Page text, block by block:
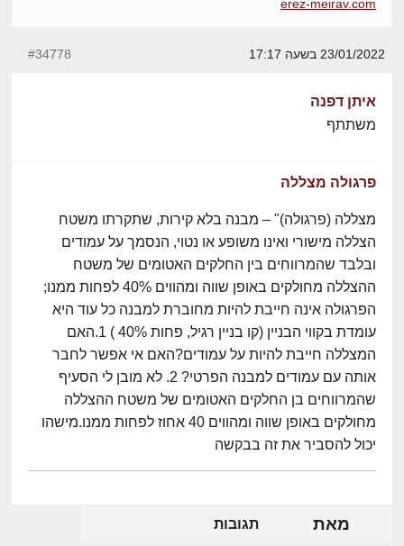
erez-meirav.com
23/01/2022 בשעה 17:17 #34778
איתן דפנה
משתתף
פרגולה מצללה
מצללה (פרגולה)" – מבנה בלא קירות, שתקרתו משטח
הצללה מישורי ואינו משופע או נטוי, הנסמך על עמודים
ובלבד שהמרווחים בין החלקים האטומים של משטח
ההצללה מחולקים באופן שווה ומהווים 40% לפחות ממנו;
הפרגולה אינה חייבת להיות מחוברת למבנה כל עוד היא
עומדת בקווי הבניין (קו בניין רגיל, פחות 40% ) 1.האם
המצללה חייבת להיות על עמודים?האם אי אפשר לחבר
אותה עם עמודים למבנה הפרטי? 2. לא מובן לי הסעיף
שהמרווחים בן החלקים האטומים של משטח ההצללה
מחולקים באופן שווה ומהווים 40 אחוז לפחות ממנו.מישהו
יכול להסביר את זה בבקשה
מאת תגובות